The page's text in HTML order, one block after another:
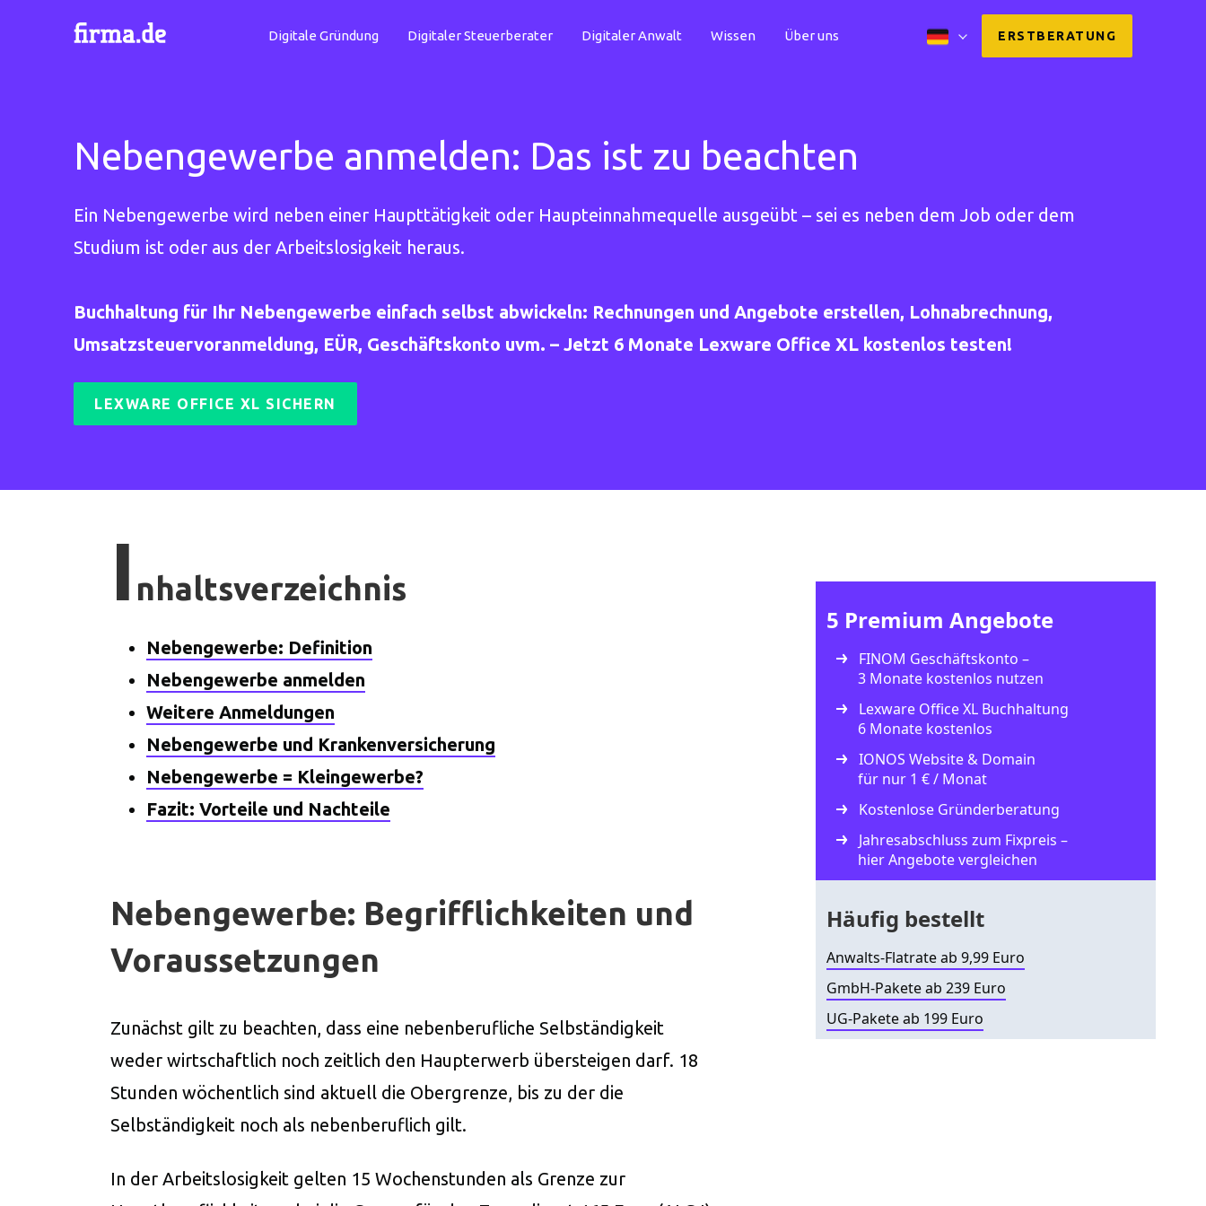
Digitale Gründung Digitaler Steuerberater Digitaler Anwalt Wissen Über uns ERSTBERATUNG
Nebengewerbe anmelden: Das ist zu beachten
Ein Nebengewerbe wird neben einer Haupttätigkeit oder Haupteinnahmequelle ausgeübt – sei es neben dem Job oder dem
Studium ist oder aus der Arbeitslosigkeit heraus.
Buchhaltung für Ihr Nebengewerbe einfach selbst abwickeln: Rechnungen und Angebote erstellen, Lohnabrechnung,
Umsatzsteuervoranmeldung, EÜR, Geschäftskonto uvm. – Jetzt 6 Monate Lexware Office XL kostenlos testen!
LEXWARE OFFICE XL SICHERN
I nhaltsverzeichnis
Nebengewerbe: Definition
Nebengewerbe anmelden
Weitere Anmeldungen
Nebengewerbe und Krankenversicherung
Nebengewerbe = Kleingewerbe?
Fazit: Vorteile und Nachteile
Nebengewerbe: Begrifflichkeiten und
Voraussetzungen
Zunächst gilt zu beachten, dass eine nebenberufliche Selbständigkeit
weder wirtschaftlich noch zeitlich den Haupterwerb übersteigen darf. 18
Stunden wöchentlich sind aktuell die Obergrenze, bis zu der die
Selbständigkeit noch als nebenberuflich gilt.
In der Arbeitslosigkeit gelten 15 Wochenstunden als Grenze zur
5 Premium Angebote
FINOM Geschäftskonto –
3 Monate kostenlos nutzen
Lexware Office XL Buchhaltung
6 Monate kostenlos
IONOS Website & Domain
für nur 1 € / Monat
Kostenlose Gründerberatung
Jahresabschluss zum Fixpreis –
hier Angebote vergleichen
Häufig bestellt
Anwalts-Flatrate ab 9,99 Euro
GmbH-Pakete ab 239 Euro
UG-Pakete ab 199 Euro